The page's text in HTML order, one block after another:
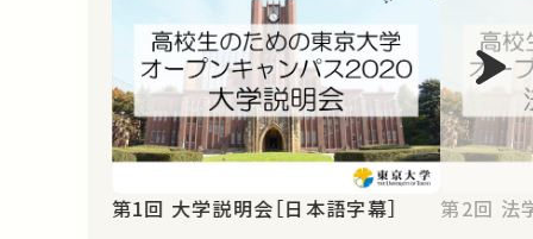
第1回 大学説明会［日本語字幕］ 第2